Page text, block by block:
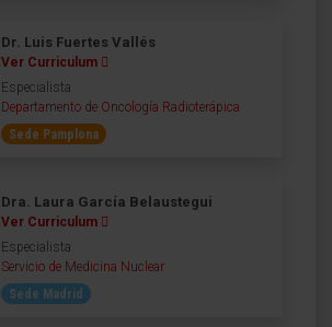
Dr. Luis Fuertes Vallés
Ver Curriculum
Especialista
Departamento de Oncología Radioterápica
Sede Pamplona
Dra. Laura García Belaustegui
Ver Curriculum
Especialista
Servicio de Medicina Nuclear
Sede Madrid